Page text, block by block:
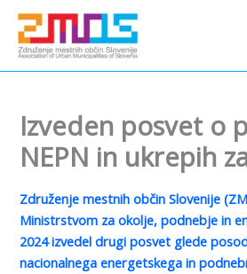
content
Preskoči
vsebino
Izveden posvet o
NEPN in ukrepih
Združenje mestnih občin Slovenije
Ministrstvom za okolje, podnebje in
2024 izvedel drugi posvet glede
nacionalnega energetskega in